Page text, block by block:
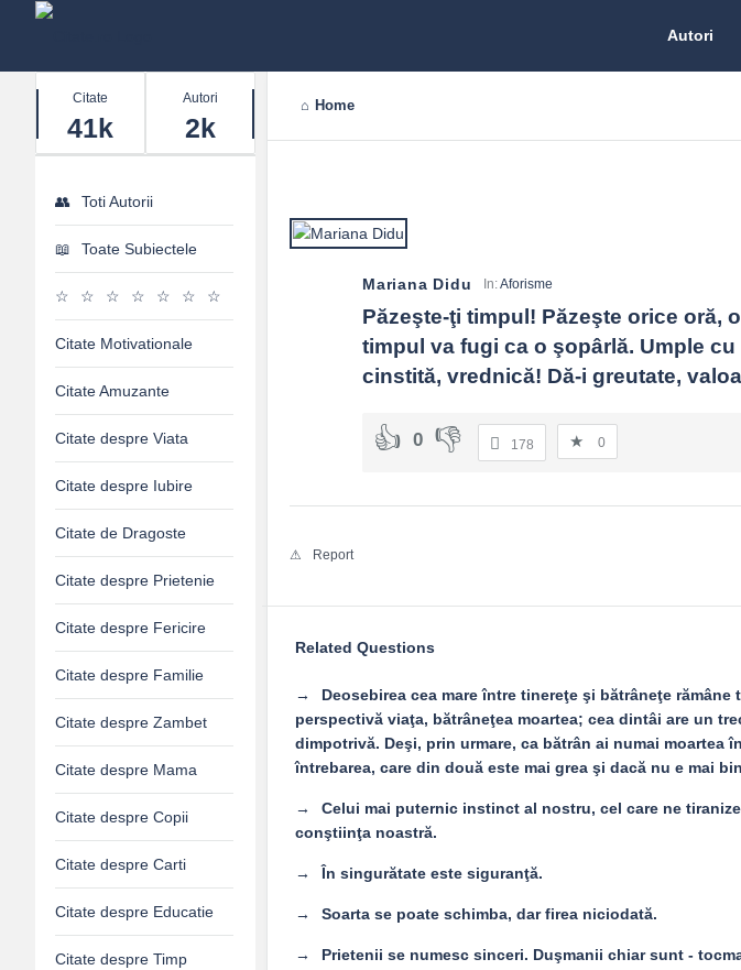
Autori
Home
Mariana Didu In:Aforisme
Păzeşte-ţi timpul! Păzeşte orice oră,
timpul va fugi ca o şopârlă. Umple
cinstită, vrednică! Dă-i greutate,
0 178 0
Report
Related Questions
Deosebirea cea mare între tinereţe şi bătrâneţe
perspectivă viaţa, bătrâneţea moartea; cea dintâi are un
dimpotrivă. Deşi, prin urmare, ca bătrân ai numai moartea
întrebarea, care din două este mai grea şi dacă nu e mai
Celui mai puternic instinct al nostru, cel care ne
conştiinţa noastră.
În singurătate este siguranţă.
Soarta se poate schimba, dar firea niciodată.
Prietenii se numesc sinceri. Duşmanii chiar sunt -
Stats
Citate
41k
Autori
2k
Toti Autorii
Toate Subiectele
Citate Motivationale
Citate Amuzante
Citate despre Viata
Citate despre Iubire
Citate de Dragoste
Citate despre Prietenie
Citate despre Fericire
Citate despre Familie
Citate despre Zambet
Citate despre Mama
Citate despre Copii
Citate despre Carti
Citate despre Educatie
Citate despre Timp